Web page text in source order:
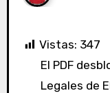
Vistas: 347
El PDF desbloqueado del boletín de Normas
Legales de